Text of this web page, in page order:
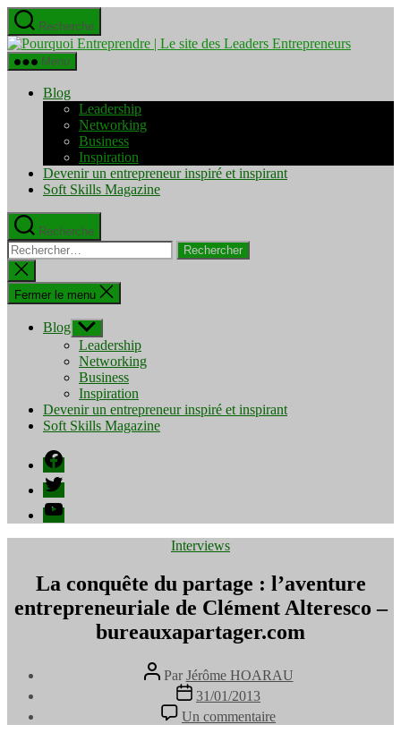
Aller
au
contenu
Recherche
Pourquoi
Menu
Blog
Leadership
Networking
Business
Inspiration
Devenir un entrepreneur inspiré et inspirant
Soft Skills Magazine
Recherche
Rechercher :
Fermer
la
recherche
Fermer le menu
Blog Afficher
le
sous-
menu
Leadership
Networking
Business
Inspiration
Devenir un entrepreneur inspiré et inspirant
Soft Skills Magazine
Facebook
Twitter
YouTube
Catégories
Interviews
La conquête du partage : l’aventure
entrepreneuriale de Clément Alteresco –
bureauxapartager.com
Auteur
de
l’article
Par Jérôme HOARAU
Date
de
l’article
31/01/2013
Un commentaire
La